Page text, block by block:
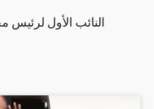
النائب الأول لرئيس